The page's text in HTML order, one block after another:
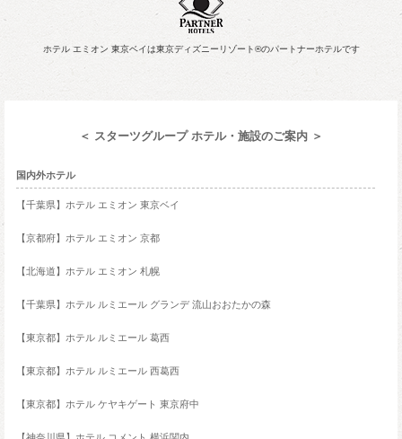
ホテル エミオン 東京ベイは東京ディズニーリゾート®のパートナーホテルです
＜ スターツグループ ホテル・施設のご案内 ＞
国内外ホテル
【千葉県】ホテル エミオン 東京ベイ
【京都府】ホテル エミオン 京都
【北海道】ホテル エミオン 札幌
【千葉県】ホテル ルミエール グランデ 流山おおたかの森
【東京都】ホテル ルミエール 葛西
【東京都】ホテル ルミエール 西葛西
【東京都】ホテル ケヤキゲート 東京府中